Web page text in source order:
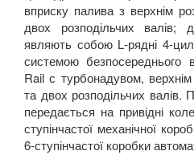
вприску палива з верхнім
двох розподільчих валів;
являють собою L-рядні 4-
системою безпосереднього
Rail с турбонадувом,
та двох розподільчих валів.
передається на привідні
ступінчастої механічної
6-ступінчастої коробки